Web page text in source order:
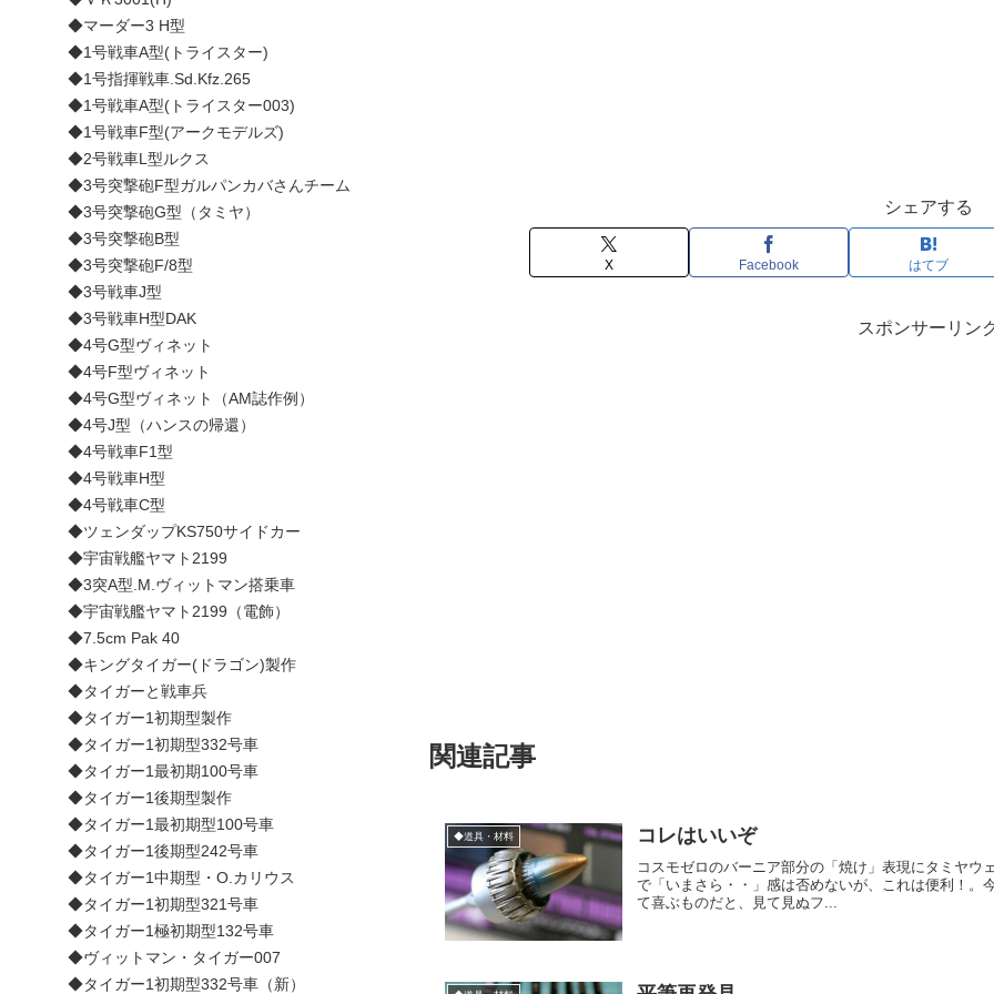
シェアする
X Facebook はてブ
スポンサーリン
関連記事
◆道具・材料 コレはいいぞ
コスモゼロのバーニア部分の「焼け」表現にタミヤ
で「いまさら・・」感は否めないが、これは便利！。
て喜ぶものだと、見て見ぬフ...
◆マーダー3 H型
◆1号戦車A型(トライスター)
◆1号指揮戦車.Sd.Kfz.265
◆1号戦車A型(トライスター003)
◆1号戦車F型(アークモデルズ)
◆2号戦車L型ルクス
◆3号突撃砲F型ガルパンカバさんチーム
◆3号突撃砲G型（タミヤ）
◆3号突撃砲B型
◆3号突撃砲F/8型
◆3号戦車J型
◆3号戦車H型DAK
◆4号G型ヴィネット
◆4号F型ヴィネット
◆4号G型ヴィネット（AM誌作例）
◆4号J型（ハンスの帰還）
◆4号戦車F1型
◆4号戦車H型
◆4号戦車C型
◆ツェンダップKS750サイドカー
◆宇宙戦艦ヤマト2199
◆3突A型.M.ヴィットマン搭乗車
◆宇宙戦艦ヤマト2199（電飾）
◆7.5cm Pak 40
◆キングタイガー(ドラゴン)製作
◆タイガーと戦車兵
◆タイガー1初期型製作
◆タイガー1初期型332号車
◆タイガー1最初期100号車
◆タイガー1後期型製作
◆タイガー1最初期型100号車
◆タイガー1後期型242号車
◆タイガー1中期型・O.カリウス
◆タイガー1初期型321号車
◆タイガー1極初期型132号車
◆ヴィットマン・タイガー007
◆タイガー1初期型332号車（新）